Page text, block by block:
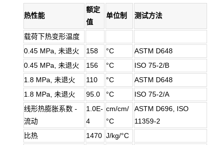
热性能
额定
值
单位制 测试方法
载荷下热变形温度
0.45 MPa, 未退火
158 °C
ASTM D648
0.45 MPa, 未退火
156 °C
ISO 75-2/B
1.8 MPa, 未退火
110 °C
ASTM D648
1.8 MPa, 未退火
95.0 °C
ISO 75-2/A
线形热膨胀系数 -
流动
1.0E-
4
cm/cm/
°C
ASTM D696, ISO
11359-2
比热
1470 J/kg/°C